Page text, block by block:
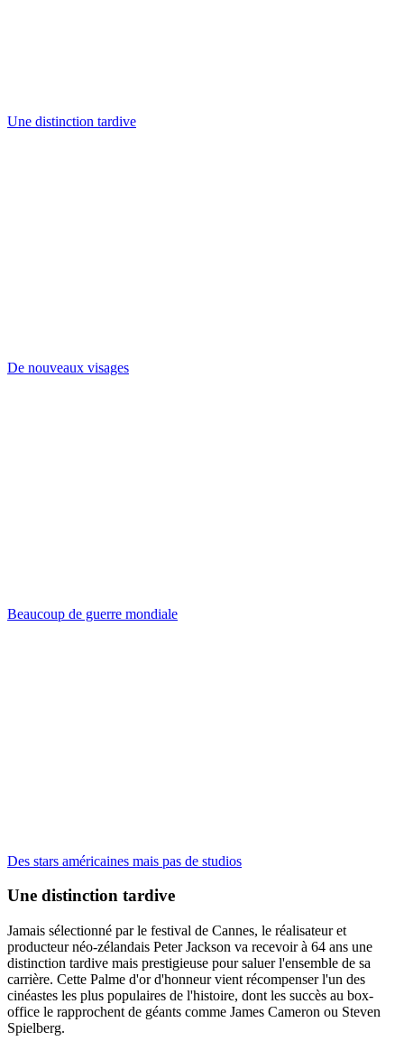
Une distinction tardive
De nouveaux visages
Beaucoup de guerre mondiale
Des stars américaines mais pas de studios
Une distinction tardive
Jamais sélectionné par le festival de Cannes, le réalisateur et
producteur néo-zélandais Peter Jackson va recevoir à 64 ans une
distinction tardive mais prestigieuse pour saluer l'ensemble de sa
carrière. Cette Palme d'or d'honneur vient récompenser l'un des
cinéastes les plus populaires de l'histoire, dont les succès au box-
office le rapprochent de géants comme James Cameron ou Steven
Spielberg.